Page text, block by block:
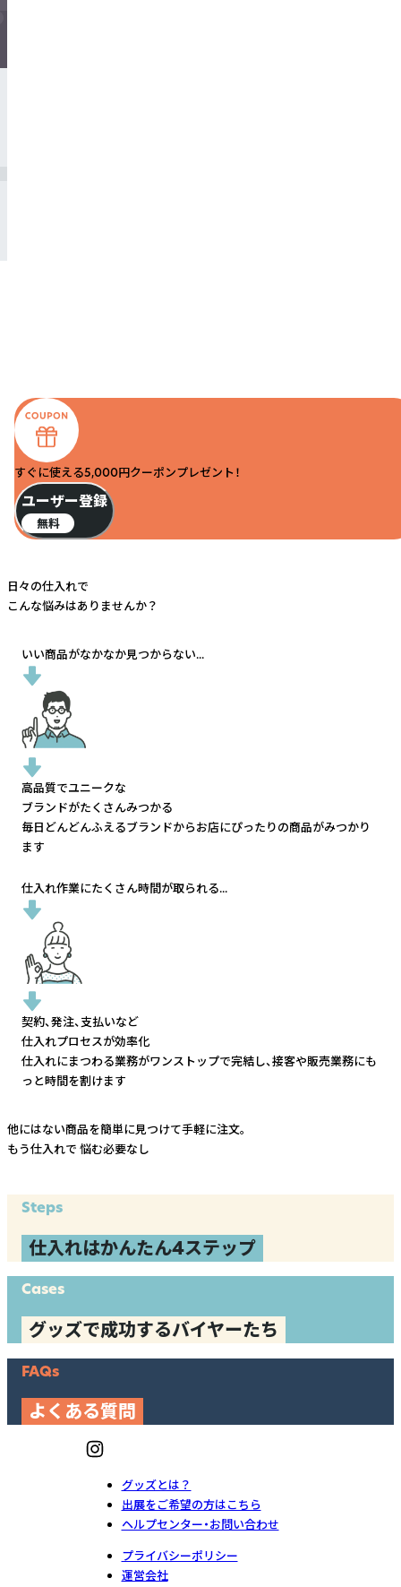
すぐに使える5,000円クーポンプレゼント！
ユーザー登録
無料
日々の仕入れで
こんな悩みはありませんか？
いい商品がなかなか見つからない...
高品質でユニークな
ブランドがたくさんみつかる
毎日どんどんふえるブランドからお店にぴったりの商品がみつかり
ます
仕入れ作業にたくさん時間が取られる...
契約、発注、支払いなど
仕入れプロセスが効率化
仕入れにまつわる業務がワンストップで完結し、接客や販売業務にも
っと時間を割けます
他にはない商品を簡単に見つけて手軽に注文。
もう仕入れで 悩む必要なし
Steps
仕入れはかんたん4ステップ
Cases
グッズで成功するバイヤーたち
FAQs
よくある質問
グッズとは？
出展をご希望の方はこちら
ヘルプセンター・お問い合わせ
プライバシーポリシー
運営会社